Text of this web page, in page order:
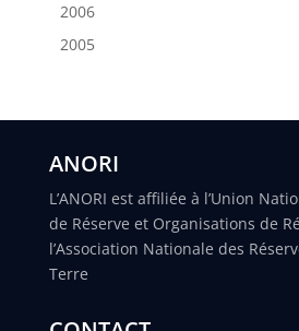
2006
2005
ANORI
L’ANORI est affiliée à l’Union
de Réserve et Organisations de
l’Association Nationale des
Terre